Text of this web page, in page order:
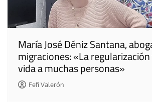
María José Déniz Santana,
migraciones: «La
vida a muchas personas»
Fefi Valerón